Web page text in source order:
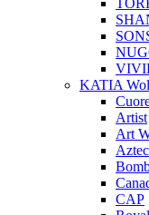
KATIA
Artist
Art
CAP